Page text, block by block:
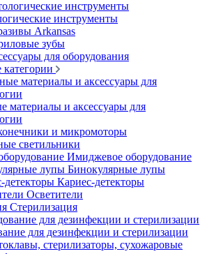
инструменты
Arkansas
зубы
для оборудования
категории
материалы и аксессуары для
и микромоторы
светильники
Имиджевое оборудование
Бинокулярные лупы
Кариес-детекторы
Осветители
Стерилизация
для дезинфекции и стерилизации
стерилизаторы, сухожаровые